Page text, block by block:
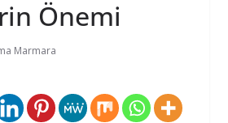
Önemi
Marmara